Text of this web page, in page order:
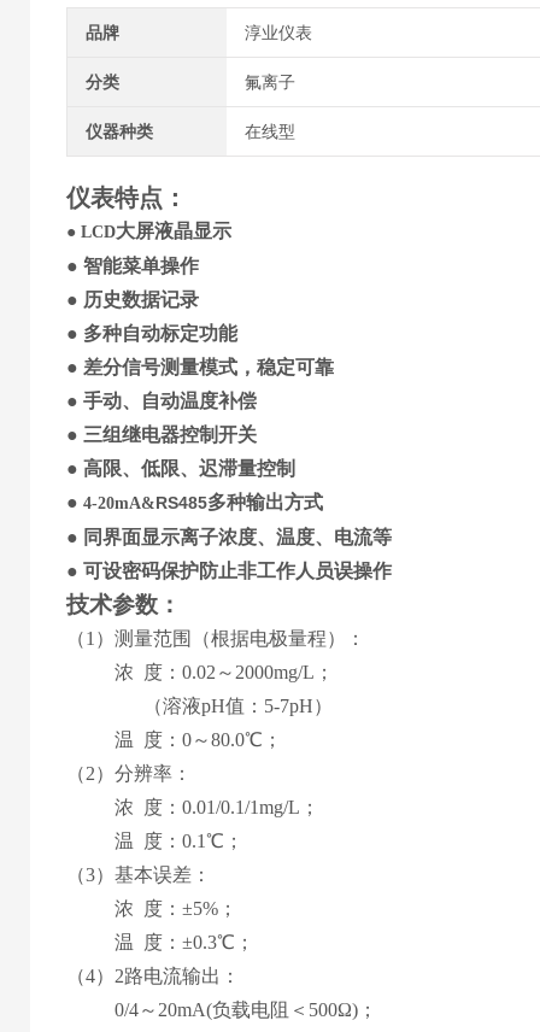
品牌 淳业仪表
分类 氟离子
仪器种类 在线型
仪表特点 ：
● LCD大屏液晶显示
● 智能菜单操作
● 历史数据记录
● 多种自动标定功能
● 差分信号测量模式，稳定可靠
● 手动、自动温度补偿
● 三组继电器控制开关
● 高限、低限、迟滞量控制
● 4-20mA&RS485多种输出方式
● 同界面显示离子浓度、 温度、 电流等
● 可设密码保护防止非工作人员误操作
技术参数 ：
（1）测量范围 （根据电极量程）
：
浓 度 ： 0.02 ～ 2000mg/L ；
（溶液pH值：5-7pH）
温
度： 0～80.0℃；
（2）分辨率：
浓 度 ： 0.01/0.1/1mg/L ；
温
度：0.1℃；
（3）基本误差：
浓 度 ： ±5% ；
温
度：±0.3℃；
（4） 2路电流输出：
0/4～ 20mA(负载电阻＜ 500Ω) ；